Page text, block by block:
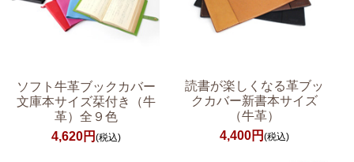
ソフト牛革ブックカバー
文庫本サイズ栞付き（牛
革）全９色
4,620円(税込)
読書が楽しくなる革ブッ
クカバー新書本サイズ
（牛革）
4,400円 (税込)